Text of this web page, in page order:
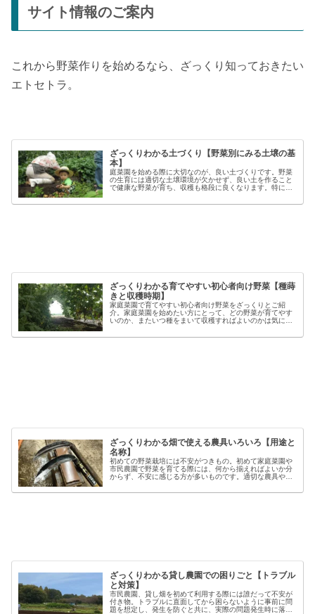
サイト情報のご案内
これから野菜作りを始めるなら、ざっくり知っておきたい
エトセトラ。
ざっくりわかる土づくり【野菜別にみる土壌の基
本】
庭菜園を始める際に大切なのが、良い土づくりです。野菜
の生育には適切な土壌環境が欠かせず、良い土を作ること
で健康な野菜が育ち、収穫も格段に良くなります。特に初
家庭菜園で失敗しないコツと言える...
ざっくりわかる育てやすい初心者向け野菜【種蒔
きと収穫時期】
家庭菜園で育てやすい初心者向け野菜をざっくりとご紹
介。家庭菜園を始めたい方にとって、どの野菜が育てやす
いのか、またいつ種をまいて収穫すればよいのかは気にな
類でも「早生」「中生」「晩生」など...
ざっくりわかる畑で使える農具いろいろ【用途と
名称】
初めての野菜栽培には不安がつきもの。初めて家庭菜園や
市民農園で野菜を育てる際には、何から揃えればよいか分
からず、不安に感じる方が多いものです。適切な農具や資
しますが、種類も多く、初心者には...
ざっくりわかる貸し農園での困りごと【トラブル
と対策】
市民農園、貸し畑を初めて利用する際には誰だって不安が
付き物。トラブルに直面してから困らないように事前に問
題を想定し、発生を防ぐと共に、実際の問題発生時に落ち